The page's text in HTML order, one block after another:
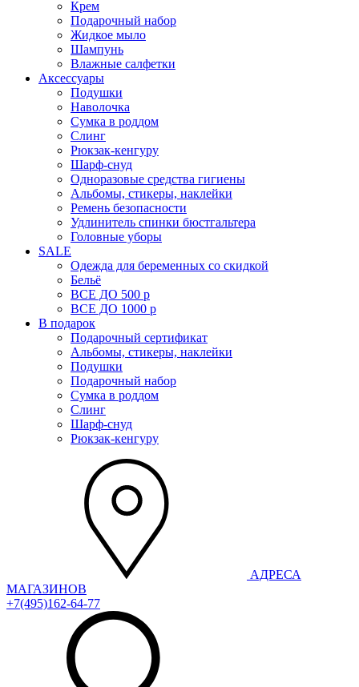
Крем
Подарочный набор
Жидкое мыло
Шампунь
Влажные салфетки
Аксессуары
Подушки
Наволочка
Сумка в роддом
Cлинг
Рюкзак-кенгуру
Шарф-снуд
Одноразовые средства гигиены
Альбомы, стикеры, наклейки
Ремень безопасности
Удлинитель спинки бюстгальтера
Головные уборы
SALE
Одежда для беременных со скидкой
Бельё
ВСЕ ДО 500 р
ВСЕ ДО 1000 р
В подарок
Подарочный сертификат
Альбомы, стикеры, наклейки
Подушки
Подарочный набор
Сумка в роддом
Слинг
Шарф-снуд
Рюкзак-кенгуру
АДРЕСА
МАГАЗИНОВ
+7(495)162-64-77